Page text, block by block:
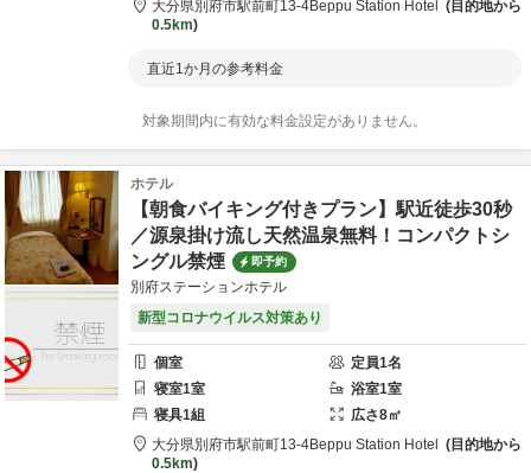
大分県別府市駅前町13-4Beppu Station Hotel
目的地から
0.5km
直近1か月の参考料金
対象期間内に有効な料金設定がありません。
ホテル
【朝食バイキング付きプラン】駅近徒歩30秒
／源泉掛け流し天然温泉無料！コンパクトシ
ングル禁煙
即予約
別府ステーションホテル
新型コロナウイルス対策あり
個室 定員1名
寝室1室 浴室1室
寝具1組 広さ8㎡
大分県別府市駅前町13-4Beppu Station Hotel
目的地から
0.5km